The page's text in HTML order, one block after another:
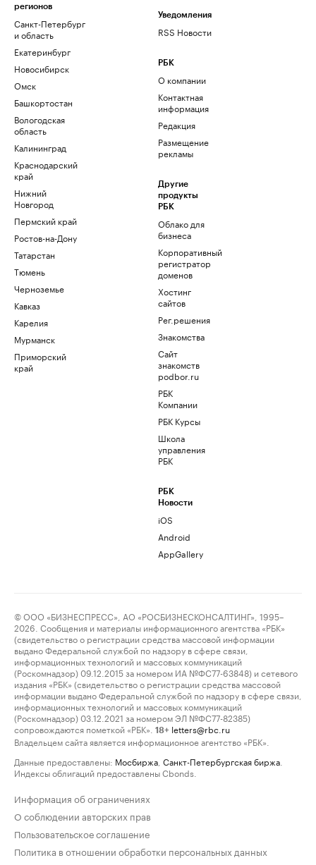
регионов
Санкт-Петербург
и область
Екатеринбург
Новосибирск
Омск
Башкортостан
Вологодская
область
Калининград
Краснодарский
край
Нижний
Новгород
Пермский край
Ростов-на-Дону
Татарстан
Тюмень
Черноземье
Кавказ
Карелия
Мурманск
Приморский
край
Уведомления
RSS Новости
РБК
О компании
Контактная
информация
Редакция
Размещение
рекламы
Другие
продукты
РБК
Облако для
бизнеса
Корпоративный
регистратор
доменов
Хостинг
сайтов
Рег.решения
Знакомства
Сайт
знакомств
podbor.ru
РБК
Компании
РБК Курсы
Школа
управления
РБК
РБК
Новости
iOS
Android
AppGallery
© ООО «БИЗНЕСПРЕСС», АО «РОСБИЗНЕСКОНСАЛТИНГ», 1995–
2026. Сообщения и материалы информационного агентства «РБК»
(свидетельство о регистрации средства массовой информации
выдано Федеральной службой по надзору в сфере связи,
информационных технологий и массовых коммуникаций
(Роскомнадзор) 09.12.2015 за номером ИА №ФС77-63848) и сетевого
издания «РБК» (свидетельство о регистрации средства массовой
информации выдано Федеральной службой по надзору в сфере связи,
информационных технологий и массовых коммуникаций
(Роскомнадзор) 03.12.2021 за номером ЭЛ №ФС77-82385)
сопровождаются пометкой «РБК».
18+ letters@rbc.ru
Владельцем сайта является информационное агентство «РБК».
Данные предоставлены: Мосбиржа Санкт-Петербургская биржа
Индексы облигаций предоставлены Cbonds.
Информация об ограничениях
О соблюдении авторских прав
Пользовательское соглашение
Политика в отношении обработки персональных данных